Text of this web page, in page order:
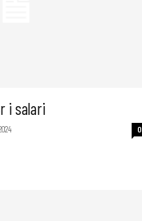
i salari
0